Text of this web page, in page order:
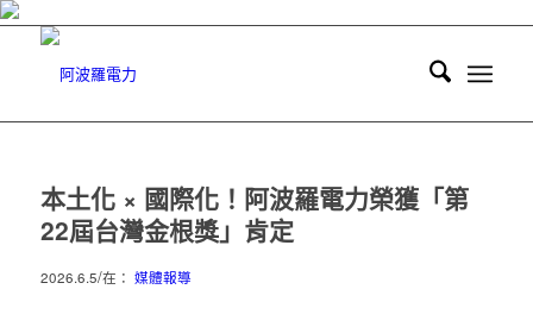
本土化 × 國際化！阿波羅電力榮獲「第
22屆台灣金根獎」肯定
2026.6.5/在： 媒體報導